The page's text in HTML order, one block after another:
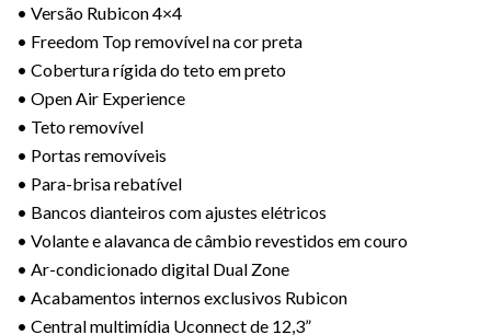
• Versão Rubicon 4×4
• Freedom Top removível na cor preta
• Cobertura rígida do teto em preto
• Open Air Experience
• Teto removível
• Portas removíveis
• Para-brisa rebatível
• Bancos dianteiros com ajustes elétricos
• Volante e alavanca de câmbio revestidos em couro
• Ar-condicionado digital Dual Zone
• Acabamentos internos exclusivos Rubicon
• Central multimídia Uconnect de 12,3”